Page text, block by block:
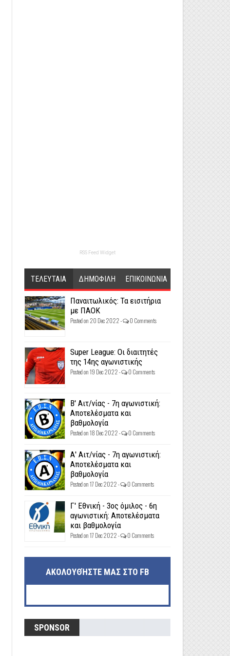
RSS Feed Widget
ΤΕΛΕΥΤΑΙΑ ΔΗΜΟΦΙΛΗ ΕΠΙΚΟΙΝΩΝΙΑ
Παναιτωλικός: Τα εισιτήρια
με ΠΑΟΚ
Posted on 20 Dec 2022 - 0 Comments
Super League: Οι διαιτητές
της 14ης αγωνιστικής
Posted on 19 Dec 2022 - 0 Comments
Β' Αιτ/νίας - 7η αγωνιστική:
Αποτελέσματα και
βαθμολογία
Posted on 18 Dec 2022 - 0 Comments
Α' Αιτ/νίας - 7η αγωνιστική:
Αποτελέσματα και
βαθμολογία
Posted on 17 Dec 2022 - 0 Comments
Γ' Εθνική - 3ος όμιλος - 6η
αγωνιστική: Αποτελέσματα
και βαθμολογία
Posted on 17 Dec 2022 - 0 Comments
ΑΚΟΛΟΥΘΉΣΤΕ ΜΑΣ ΣΤΟ FB
SPONSOR